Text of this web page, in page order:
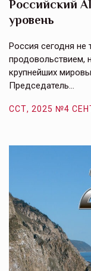
Российский
уровень
Россия сегодня не
продовольствием,
крупнейших
Председатель…
ССТ, 2025 №4